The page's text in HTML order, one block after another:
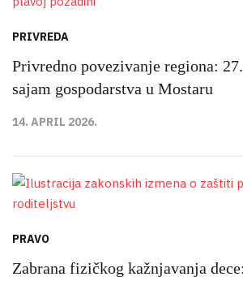
PRIVREDA
Privredno povezivanje regiona:
sajam gospodarstva u Mostaru
14. APRIL 2026.
PRAVO
Zabrana fizičkog kažnjavanja